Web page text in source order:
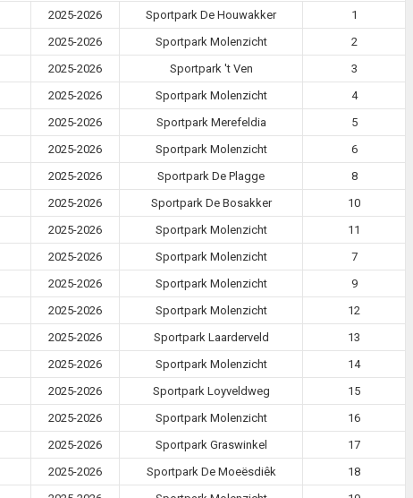
2025-2026 Sportpark De Houwakker
1
2025-2026 Sportpark Molenzicht
2
2025-2026 Sportpark 't Ven
3
2025-2026 Sportpark Molenzicht
4
2025-2026 Sportpark Merefeldia
5
2025-2026 Sportpark Molenzicht
6
2025-2026 Sportpark De Plagge
8
2025-2026 Sportpark De Bosakker
10
2025-2026 Sportpark Molenzicht
11
2025-2026 Sportpark Molenzicht
7
2025-2026 Sportpark Molenzicht
9
2025-2026 Sportpark Molenzicht
12
2025-2026 Sportpark Laarderveld
13
2025-2026 Sportpark Molenzicht
14
2025-2026 Sportpark Loyveldweg
15
2025-2026 Sportpark Molenzicht
16
2025-2026 Sportpark Graswinkel
17
2025-2026 Sportpark De Moeësdiêk
18